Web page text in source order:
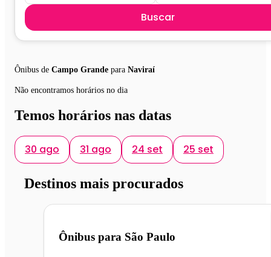
Buscar
Ônibus de Campo Grande para Naviraí
Não encontramos horários no dia
Temos horários nas datas
30 ago 31 ago 24 set 25 set
Destinos mais procurados
Ônibus para São Paulo